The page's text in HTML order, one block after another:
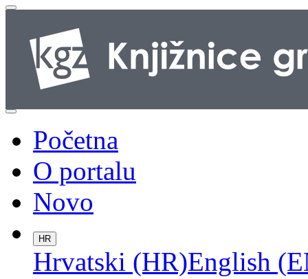
Početna
O portalu
Novo
HR
Hrvatski (HR)English